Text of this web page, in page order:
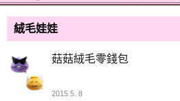
絨毛娃娃
菇菇絨毛零錢包
2015.5. 8